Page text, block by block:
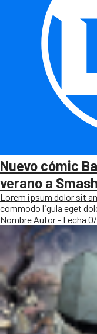
Nuevo cómic
verano a
Lorem ipsum dolor sit
commodo ligula eget
Nombre Autor - Fecha